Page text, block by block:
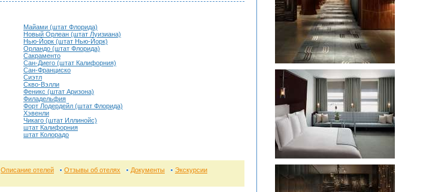
Майами (штат Флорида)
Новый Орлеан (штат Луизиана)
Нью-Йорк (штат Нью-Йорк)
Орландо (штат Флорида)
Сакраменто
Сан-Диего (штат Калифорния)
Сан-Франциско
Сиэтл
Скво-Вэлли
Феникс (штат Аризона)
Филадельфия
Форт Лодердейл (штат Флорида)
Хэвенли
Чикаго (штат Иллинойс)
штат Калифорния
штат Колорадо
Описание отелей Отзывы об отелях Документы
Экскурсии